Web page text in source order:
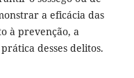
a eficácia das
à prevenção, a
desses delitos.